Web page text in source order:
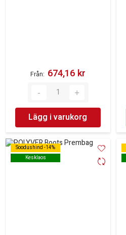
Från 674,16 kr‎
Lägg i varukorg
Soodushind -14%
Kesklaos
Soodushind -14%
Kesklaos